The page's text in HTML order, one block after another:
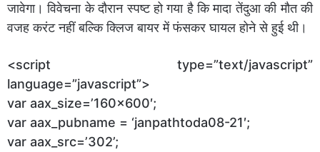
जावेगा। विवेचना के दौरान स्पष्ट हो गया है कि मादा तेंदुआ की मौत की
वजह करंट नहीं बल्कि क्लिज बायर में फंसकर घायल होने से हुई थी।
<script type=”text/javascript”
language=”javascript”>
var aax_size=’160×600′;
var aax_pubname = ‘janpathtoda08-21′;
var aax_src=’302’;